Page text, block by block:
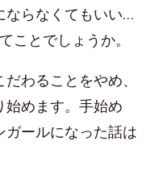
ならなくてもいい…
ことでしょうか。
わることをやめ、
始めます。手始め
ールになった話は